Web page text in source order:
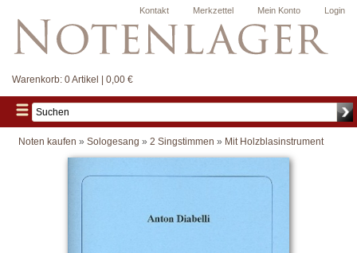
Login
Mein Konto
Merkzettel
Kontakt
Warenkorb: 0 Artikel | 0,00 €
Noten kaufen » Sologesang » 2 Singstimmen » Mit Holzblasinstrument